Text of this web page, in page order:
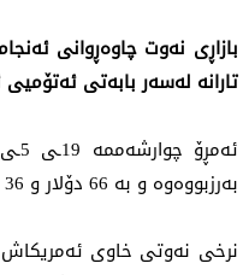
بازاڕی نەوت چاوەڕوانی
تارانە لەسەر بابەتی ئەتۆمیی
بەرزبووەوە و بە 66 دۆلار و 36 سەنت مامەڵەی پێوەکرا.